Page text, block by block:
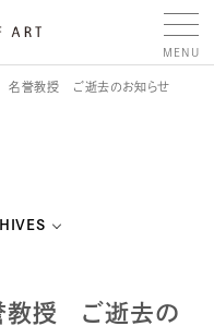
名誉教授 ご逝去のお知らせ
教授 ご逝去の